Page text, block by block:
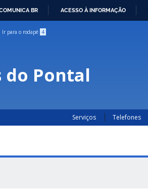
BR ACESSO À INFORMAÇÃO
Ir para o rodapé 4
do Pontal
Serviços Telefones